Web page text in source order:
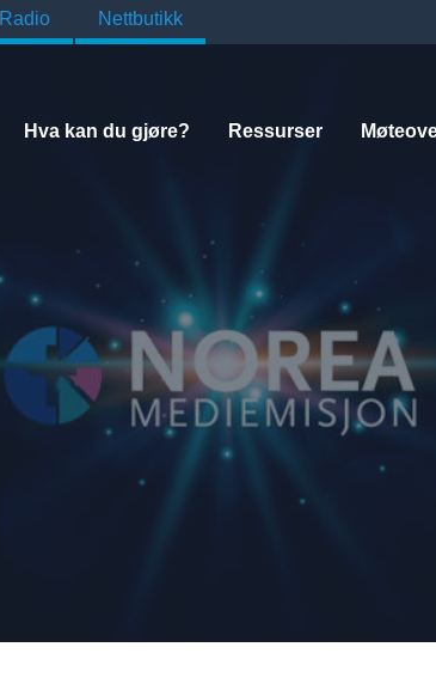
Radio Nettbutikk
Hva kan du gjøre? Ressurser